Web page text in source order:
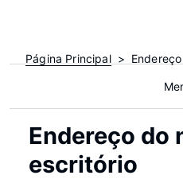
Página Principal
Endereço do
escritório